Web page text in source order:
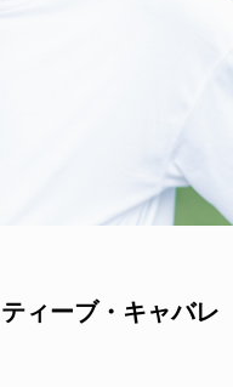
ィーブ・キャバレ